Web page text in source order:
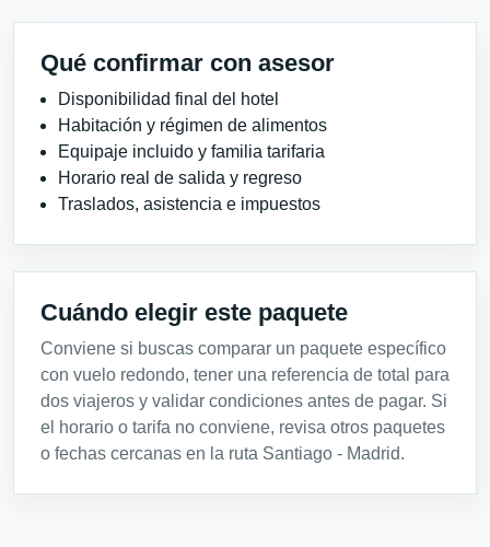
Qué confirmar con asesor
Disponibilidad final del hotel
Habitación y régimen de alimentos
Equipaje incluido y familia tarifaria
Horario real de salida y regreso
Traslados, asistencia e impuestos
Cuándo elegir este paquete
Conviene si buscas comparar un paquete específico
con vuelo redondo, tener una referencia de total para
dos viajeros y validar condiciones antes de pagar. Si
el horario o tarifa no conviene, revisa otros paquetes
o fechas cercanas en la ruta Santiago - Madrid.